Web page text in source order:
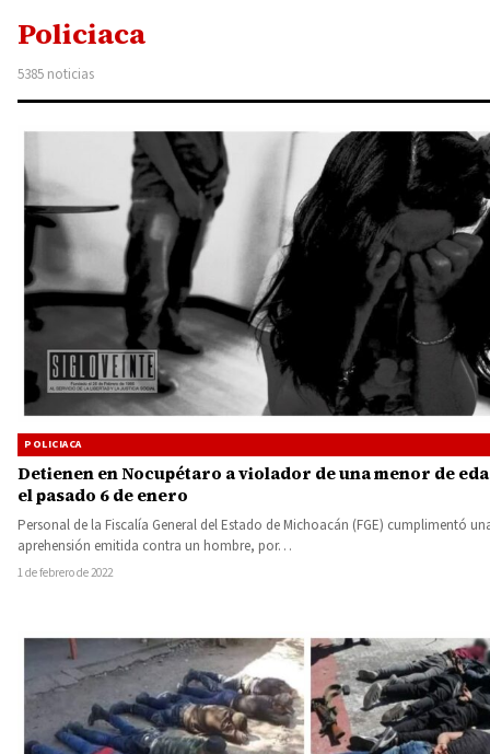
Policiaca
5385 noticias
POLICIACA
Detienen en Nocupétaro a violador de una menor de
el pasado 6 de enero
Personal de la Fiscalía General del Estado de Michoacán (FGE) cumplimentó
aprehensión emitida contra un hombre, por…
1 de febrero de 2022